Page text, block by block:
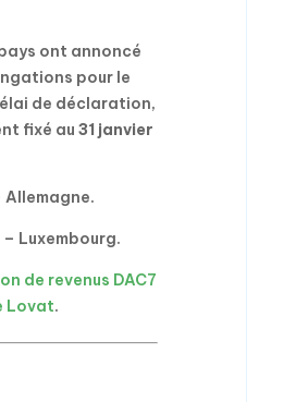
ont annoncé
pour le
de déclaration,
fixé au 31 janvier
Allemagne.
– Luxembourg.
de revenus DAC7
Lovat.